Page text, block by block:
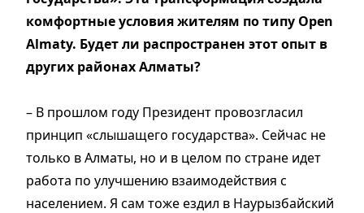
комфортные условия жителям по типу Оpen
Almaty. Будет ли распространен этот опыт в
других районах Алматы?
– В прошлом году Президент провозгласил
принцип «слышащего государства». Сейчас не
только в Алматы, но и в целом по стране идет
работа по улучшению взаимодействия с
населением. Я сам тоже ездил в Наурызбайский